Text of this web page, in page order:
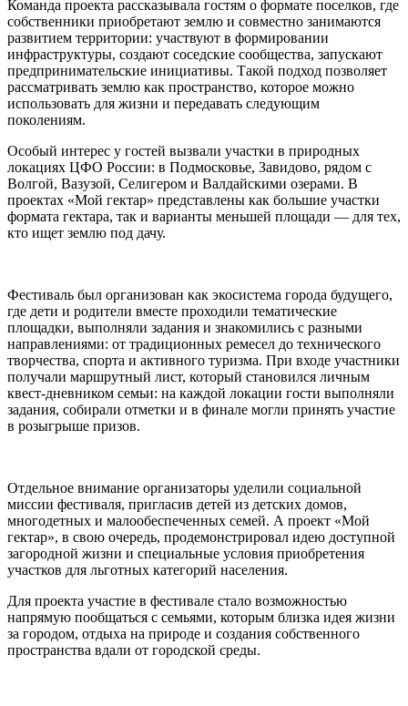
Команда проекта рассказывала гостям о формате поселков, где
собственники приобретают землю и совместно занимаются
развитием территории: участвуют в формировании
инфраструктуры, создают соседские сообщества, запускают
предпринимательские инициативы. Такой подход позволяет
рассматривать землю как пространство, которое можно
использовать для жизни и передавать следующим
поколениям.
Особый интерес у гостей вызвали участки в природных
локациях ЦФО России: в Подмосковье, Завидово, рядом с
Волгой, Вазузой, Селигером и Валдайскими озерами. В
проектах «Мой гектар» представлены как большие участки
формата гектара, так и варианты меньшей площади — для тех,
кто ищет землю под дачу.
Фестиваль был организован как экосистема города будущего,
где дети и родители вместе проходили тематические
площадки, выполняли задания и знакомились с разными
направлениями: от традиционных ремесел до технического
творчества, спорта и активного туризма. При входе участники
получали маршрутный лист, который становился личным
квест-дневником семьи: на каждой локации гости выполняли
задания, собирали отметки и в финале могли принять участие
в розыгрыше призов.
Отдельное внимание организаторы уделили социальной
миссии фестиваля, пригласив детей из детских домов,
многодетных и малообеспеченных семей. А проект «Мой
гектар», в свою очередь, продемонстрировал идею доступной
загородной жизни и специальные условия приобретения
участков для льготных категорий населения.
Для проекта участие в фестивале стало возможностью
напрямую пообщаться с семьями, которым близка идея жизни
за городом, отдыха на природе и создания собственного
пространства вдали от городской среды.